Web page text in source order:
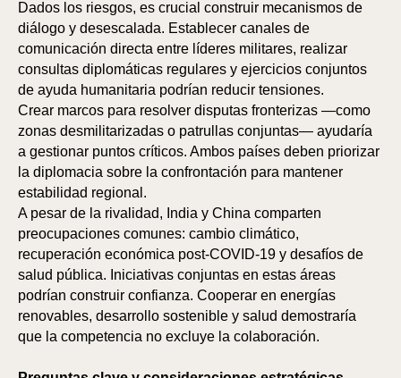
Dados los riesgos, es crucial construir mecanismos de
diálogo y desescalada. Establecer canales de
comunicación directa entre líderes militares, realizar
consultas diplomáticas regulares y ejercicios conjuntos
de ayuda humanitaria podrían reducir tensiones.
Crear marcos para resolver disputas fronterizas —como
zonas desmilitarizadas o patrullas conjuntas— ayudaría
a gestionar puntos críticos. Ambos países deben priorizar
la diplomacia sobre la confrontación para mantener
estabilidad regional.
A pesar de la rivalidad, India y China comparten
preocupaciones comunes: cambio climático,
recuperación económica post-COVID-19 y desafíos de
salud pública. Iniciativas conjuntas en estas áreas
podrían construir confianza. Cooperar en energías
renovables, desarrollo sostenible y salud demostraría
que la competencia no excluye la colaboración.